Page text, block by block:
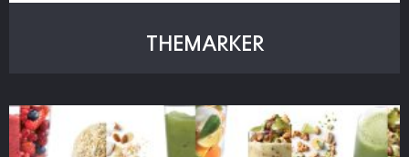
TheMarker